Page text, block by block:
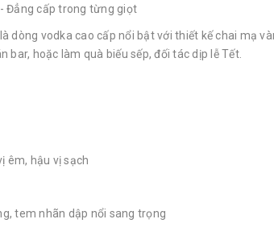
Đẳng cấp trong từng giọt
dòng vodka cao cấp nổi bật với thiết kế chai mạ
bar, hoặc làm quà biếu sếp, đối tác dịp lễ Tết.
êm, hậu vị sạch
tem nhãn dập nổi sang trọng